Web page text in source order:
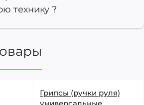
технику ?
Грипсы (ручки руля)